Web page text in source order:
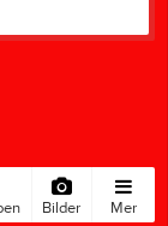
Bilder Mer